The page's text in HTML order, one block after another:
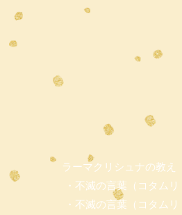
ラーマクリシュナの教え
・不滅の言葉（コタムリ
・不滅の言葉（コタム